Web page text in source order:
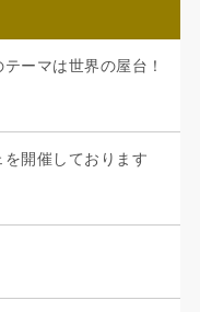
テーマは世界の屋台！
開催しております